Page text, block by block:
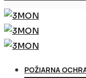
POŽIARNA